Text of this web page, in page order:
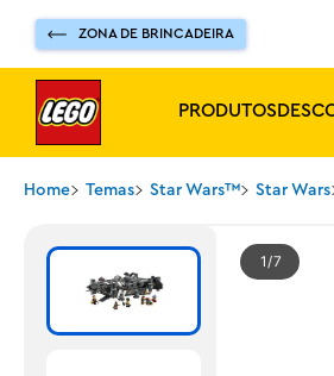
ZONA DE BRINCADEIRA
PRODUTOS
Home Temas Star Wars™ Star Wars
1 7